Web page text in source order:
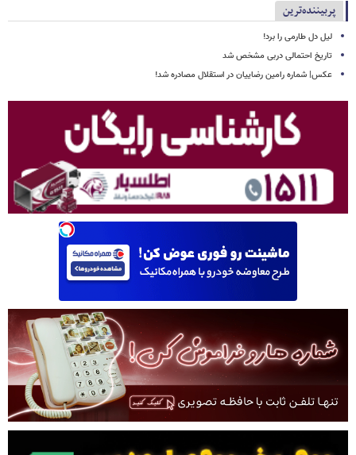
پربیننده‌ترین
لیل دل طارمی را برد!
تاریخ احتمالی دربی مشخص شد
عکس| شماره رامین رضاییان در استقلال مصادره شد!